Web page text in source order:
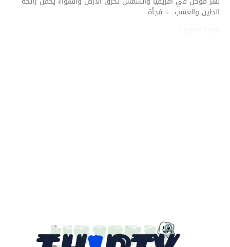
الطين والعشب ← فجأة